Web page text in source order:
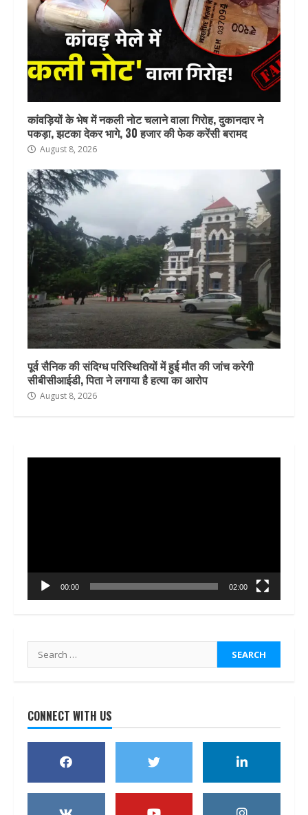
कांवड़ियों के भेष में नकली नोट चलाने वाला गिरोह, दुकानदार ने
पकड़ा, झटका देकर भागे, 30 हजार की फेक करेंसी बरामद
August 8, 2026
पूर्व सैनिक की संदिग्ध परिस्थितियों में हुई मौत की जांच करेगी
सीबीसीआईडी, पिता ने लगाया है हत्या का आरोप
August 8, 2026
00:00 02:00
Search
for:
CONNECT WITH US